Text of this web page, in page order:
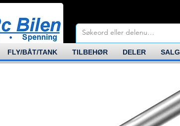
FLY/BÅT/TANK TILBEHØR DELER SALG